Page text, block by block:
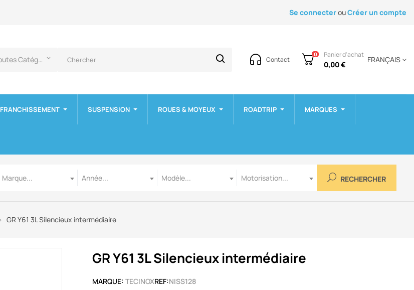
Se connecterouCréer un compte
Toutes Catégories keyboard_arrow_down Contact
0 Panier d'achat
0,00 €
FRANÇAIS
FRANCHISSEMENT SUSPENSION ROUES & MOYEUX ROADTRIP MARQUES
Marque...
Année...
Modèle...
Motorisation...
RECHERCHER
GR Y61 3L Silencieux intermédiaire
GR Y61 3L Silencieux intermédiaire
MARQUE: TECINOXREF:NISS128